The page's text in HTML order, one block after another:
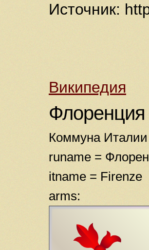
Источник:
Википедия
Флоренция
Коммуна Италии
runame =
itname = Firenze
arms: